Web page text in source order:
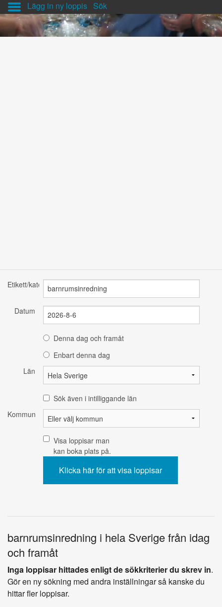
Lägg in ny loppis Sök
Etikett/kategori
Datum
Denna dag och framåt
Enbart denna dag
Län
Sök även i intilliggande län
Kommun
Visa loppisar man
kan boka plats på.
barnrumsinredning i hela Sverige från idag
och framåt
Inga loppisar hittades enligt de sökkriterier du skrev in.
Gör en ny sökning med andra inställningar så kanske du
hittar fler loppisar.